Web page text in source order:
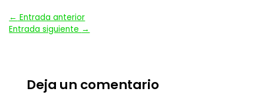
← Entrada anterior
Entrada siguiente →
Deja un comentario